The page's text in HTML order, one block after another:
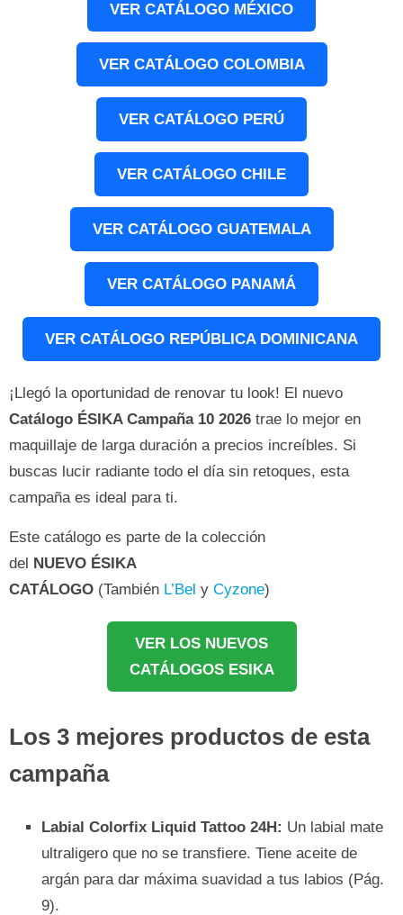
VER CATÁLOGO MÉXICO
VER CATÁLOGO COLOMBIA
VER CATÁLOGO PERÚ
VER CATÁLOGO CHILE
VER CATÁLOGO GUATEMALA
VER CATÁLOGO PANAMÁ
VER CATÁLOGO REPÚBLICA DOMINICANA
¡Llegó la oportunidad de renovar tu look! El nuevo
Catálogo ÉSIKA Campaña 10 2026 trae lo mejor en
maquillaje de larga duración a precios increíbles. Si
buscas lucir radiante todo el día sin retoques, esta
campaña es ideal para ti.
Este catálogo es parte de la colección
del NUEVO ÉSIKA
CATÁLOGO (También L’Bel y Cyzone)
VER LOS NUEVOS
CATÁLOGOS ESIKA
Los 3 mejores productos de esta
campaña
Labial Colorfix Liquid Tattoo 24H: Un labial mate
ultraligero que no se transfiere. Tiene aceite de
argán para dar máxima suavidad a tus labios (Pág.
9).